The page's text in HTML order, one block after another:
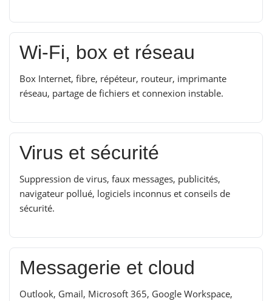
Wi-Fi, box et réseau
Box Internet, fibre, répéteur, routeur, imprimante
réseau, partage de fichiers et connexion instable.
Virus et sécurité
Suppression de virus, faux messages, publicités,
navigateur pollué, logiciels inconnus et conseils de
sécurité.
Messagerie et cloud
Outlook, Gmail, Microsoft 365, Google Workspace,